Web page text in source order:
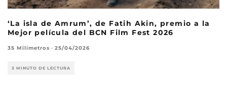
‘La isla de Amrum’, de Fatih Akin, premio a la
Mejor película del BCN Film Fest 2026
35 Milímetros · 25/04/2026
3 MINUTO DE LECTURA